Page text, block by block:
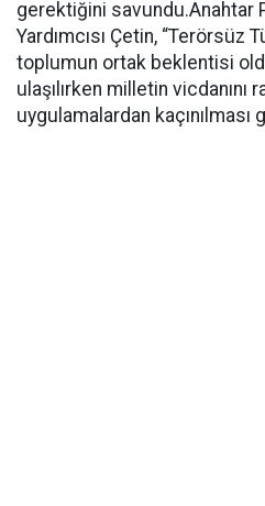
gerektiğini savundu.Anahtar
Yardımcısı Çetin, “Terörsüz
toplumun ortak beklentisi
ulaşılırken milletin vicdanını
uygulamalardan